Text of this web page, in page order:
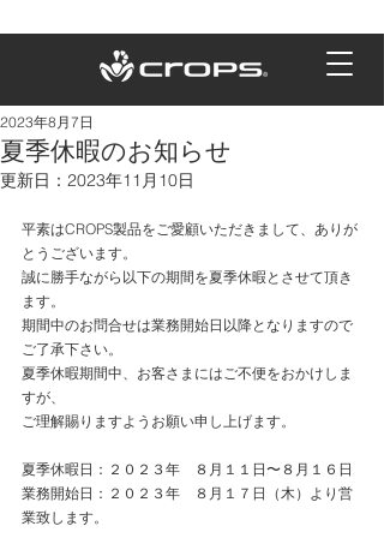
夏季休暇のお知らせ
2023年8月7日
更新日： 2023年11月10日
平素はCROPS製品をご愛顧いただきまして、ありが
とうございます。
誠に勝手ながら以下の期間を夏季休暇とさせて頂き
ます。
期間中のお問合せは業務開始日以降となりますので
ご了承下さい。
夏季休暇期間中、お客さまにはご不便をおかけしま
すが、
ご理解賜りますようお願い申し上げます。
夏季休暇 日：２０２３年　８月１１日〜８月１６日
業務開始日：２０２３年　８月１７日（木）より営
業致します。